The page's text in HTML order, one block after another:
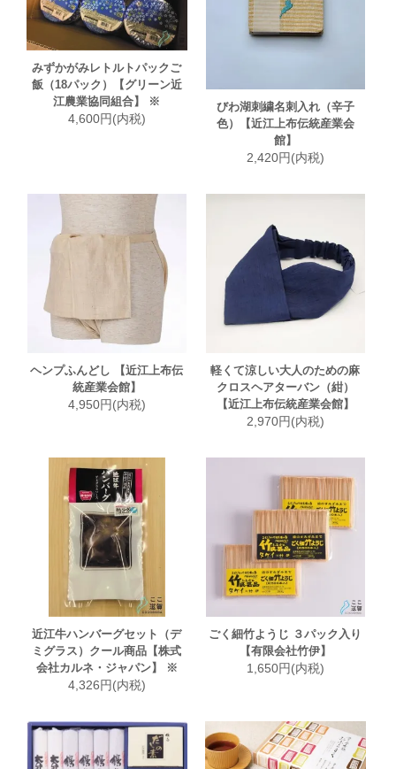
みずかがみレトルトパックご
飯（18パック）【グリーン近
江農業協同組合】 ※
4,600円(内税)
びわ湖刺繍名刺入れ（辛子
色）【近江上布伝統産業会
館】
2,420円(内税)
ヘンプふんどし 【近江上布伝
統産業会館】
4,950円(内税)
軽くて涼しい大人のための麻
クロスヘアターバン（紺）
【近江上布伝統産業会館】
2,970円(内税)
近江牛ハンバーグセット（デ
ミグラス）クール商品【株式
会社カルネ・ジャパン】 ※
4,326円(内税)
ごく細竹ようじ ３パック入り
【有限会社竹伊】
1,650円(内税)